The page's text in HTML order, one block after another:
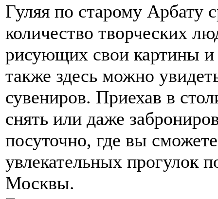
Гуляя по старому Арбату
количество творческих
рисующих свои картины
также здесь можно
сувениров. Приехав в
снять или даже
посуточно, где вы
увлекательных прогулок
Москвы.